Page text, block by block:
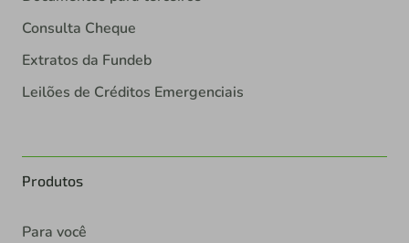
Consulta Cheque
Extratos da Fundeb
Leilões de Créditos Emergenciais
Produtos
Para você